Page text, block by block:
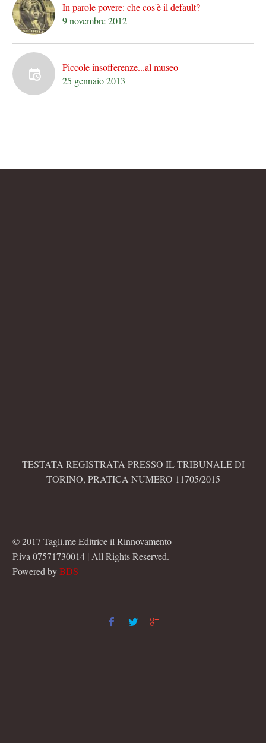
In parole povere: che cos'è il default?
9 novembre 2012
Piccole insofferenze...al museo
25 gennaio 2013
TESTATA REGISTRATA PRESSO IL TRIBUNALE DI
TORINO, PRATICA NUMERO 11705/2015
© 2017 Tagli.me Editrice il Rinnovamento
P.iva 07571730014 | All Rights Reserved.
Powered byBDS